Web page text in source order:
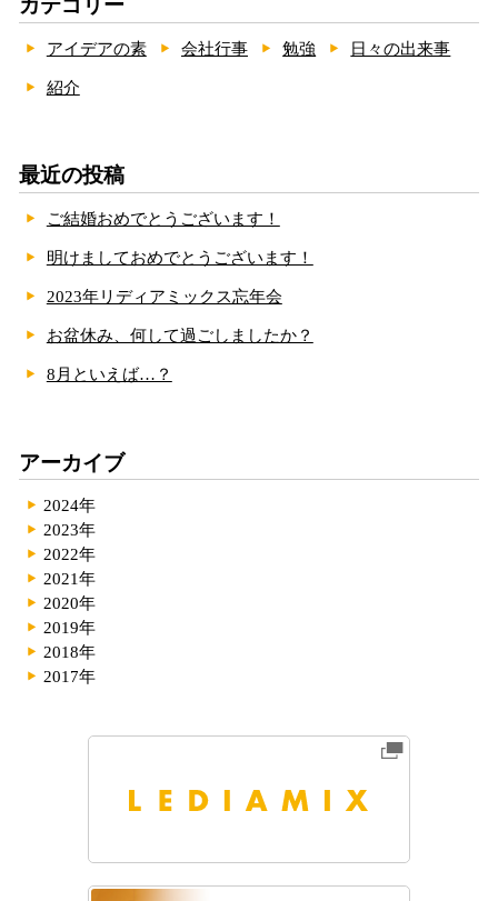
カテゴリー
アイデアの素 会社行事 勉強 日々の出来事
紹介
最近の投稿
ご結婚おめでとうございます！
明けましておめでとうございます！
2023年リディアミックス忘年会
お盆休み、何して過ごしましたか？
8月といえば…？
アーカイブ
2024年
2023年
2022年
2021年
2020年
2019年
2018年
2017年